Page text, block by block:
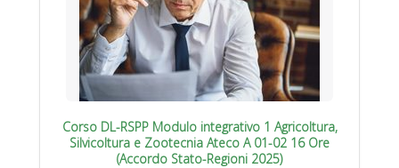
Corso DL-RSPP Modulo integrativo 1 Agricoltura,
Silvicoltura e Zootecnia Ateco A 01-02 16 Ore
(Accordo Stato-Regioni 2025)